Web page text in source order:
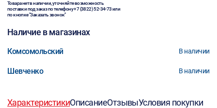
Товара нет в наличии, уточняйте возможность
поставки под заказ по телефону+7 (3822) 52-34-73или
по кнопке "Заказать звонок"
Наличие в магазинах
Комсомольский В наличии
Шевченко В наличии
ХарактеристикиОписаниеОтзывыУсловия покупки